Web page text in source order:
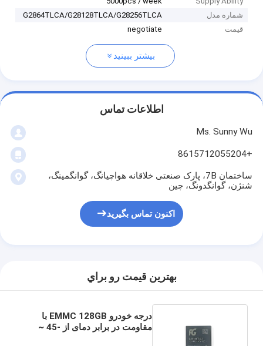
شماره مدل
G2864TLCA/G28128TLCA/G28256TLCA
قیمت
negotiate
بیشتر ببینید
اطلاعات تماس
Ms. Sunny Wu
+8615712055204
ساختمان 7B، پارک صنعتی خلاقانه هواچیانگ، گوانگمینگ،
شنژن، گوانگدونگ، چین
اکنون تماس بگیرید
بهترين قيمت رو براي
درجه خودرو EMMC 128GB با
مقاومت در برابر دمای از -45 ~